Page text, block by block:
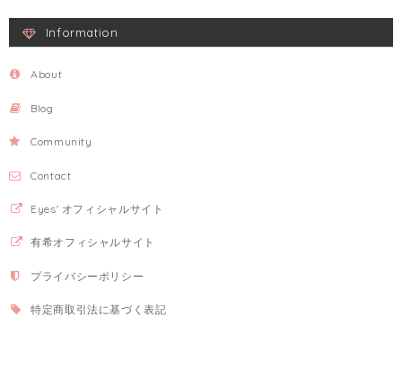
Information
About
Blog
Community
Contact
Eyes' オフィシャルサイト
有希オフィシャルサイト
プライバシーポリシー
特定商取引法に基づく表記